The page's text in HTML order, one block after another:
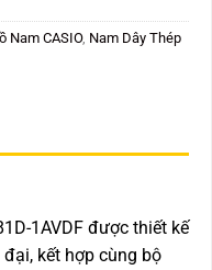
Nam CASIO, Nam Dây Thép
1AVDF được thiết kế
kết hợp cùng bộ